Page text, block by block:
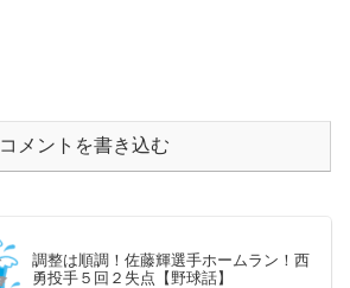
コメントを書き込む
調整は順調！佐藤輝選手ホームラン！西
勇投手５回２失点【野球話】